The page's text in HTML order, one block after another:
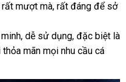
mượt mà, rất đáng để sở
minh, dễ sử dụng, đặc biệt là
mãn mọi nhu cầu cá